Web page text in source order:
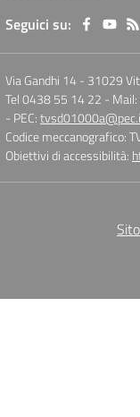
Seguici su:
Via Gandhi 14 - 31029
Tel 0438 55 14 22 - Mail:
- PEC:
Codice meccanografico:
Obiettivi di accessibilità: